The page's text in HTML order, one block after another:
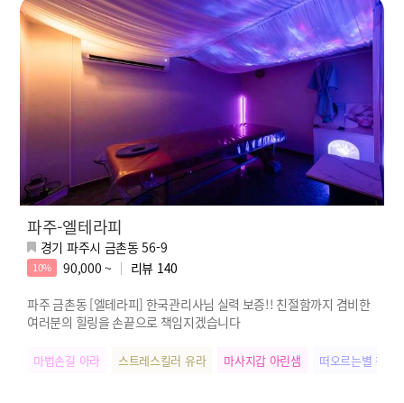
파주-엘테라피
경기 파주시 금촌동 56-9
10% 90,000 ~ 리뷰 140
파주 금촌동 [엘테라피] 한국관리사님 실력 보증!! 친절함까지 겸비한
여러분의 힐링을 손끝으로 책임지겠습니다
마법손길 아라 스트레스킬러 유라 마사지갑 아린샘 떠오르는별 청아